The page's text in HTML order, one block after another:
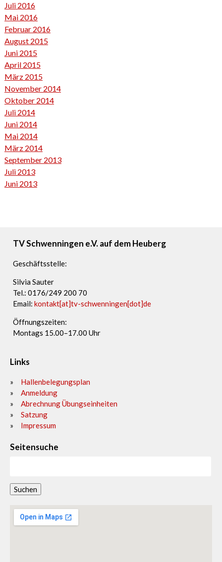
Juli 2016
Mai 2016
Februar 2016
August 2015
Juni 2015
April 2015
März 2015
November 2014
Oktober 2014
Juli 2014
Juni 2014
Mai 2014
März 2014
September 2013
Juli 2013
Juni 2013
TV Schwenningen e.V. auf dem Heuberg
Geschäftsstelle:
Silvia Sauter
Tel.: 0176/249 200 70
Email: kontakt[at]tv-schwenningen[dot]de
Öffnungszeiten:
Montags 15.00–17.00 Uhr
Links
Hallenbelegungsplan
Anmeldung
Abrechnung Übungseinheiten
Satzung
Impressum
Seitensuche
Suchen